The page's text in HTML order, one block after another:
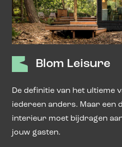
Blom Leisure
De definitie van het ultieme
iedereen anders. Maar een
interieur moet bijdragen
jouw gasten.